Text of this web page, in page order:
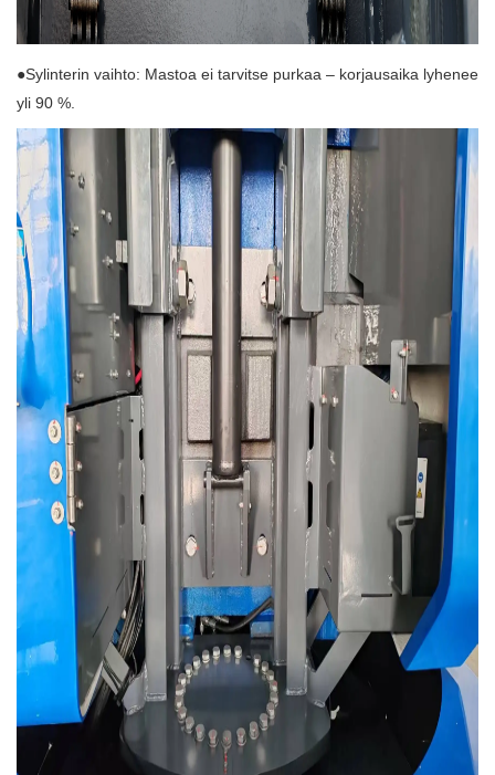
●Sylinterin vaihto: Mastoa ei tarvitse purkaa – korjausaika lyhenee
yli 90 %.